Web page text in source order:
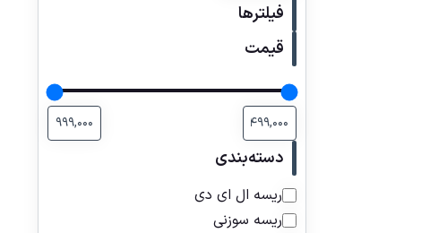
فیلترها
قیمت
دسته‌بندی
ریسه ال ای دی
ریسه سوزنی